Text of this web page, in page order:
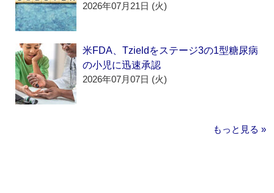
2026年07月21日 (火)
米FDA、Tzieldをステージ3の1型糖尿病
の小児に迅速承認
2026年07月07日 (火)
もっと見る »